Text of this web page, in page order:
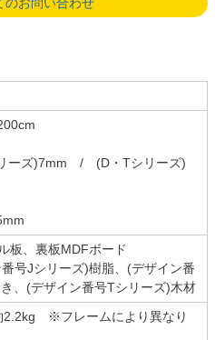
のお問い合わせ
ーズ)7mm / (D・Tシリーズ)
板、裏板MDFボード
号Jシリーズ)樹脂、(デザイン番
、(デザイン番号Tシリーズ)木材
2.2kg ※フレームにより異なり